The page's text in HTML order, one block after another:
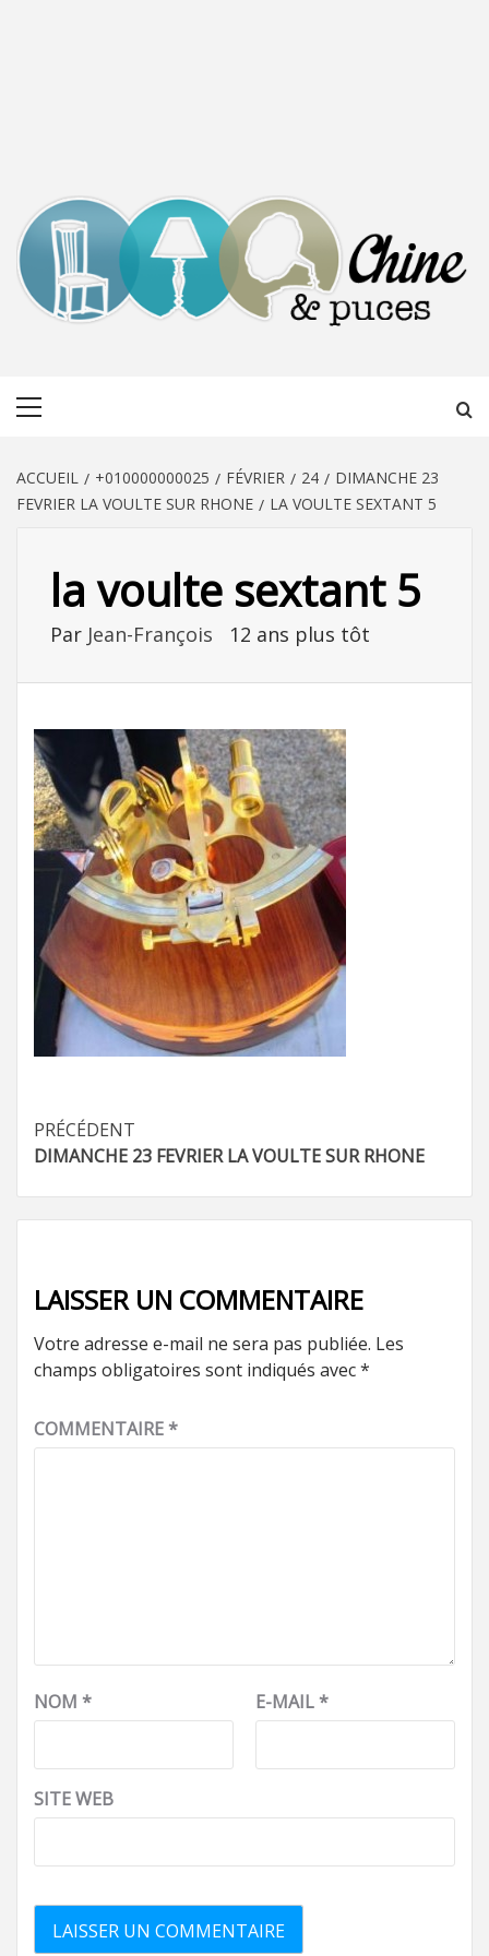
ACCUEIL +010000000025 FÉVRIER 24
DIMANCHE 23
FEVRIER LA VOULTE SUR RHONE
LA VOULTE SEXTANT 5
la voulte sextant 5
Par Jean-François 12 ans plus tôt
Navigation
d’article
PRÉCÉDENT
DIMANCHE 23 FEVRIER LA VOULTE SUR RHONE
LAISSER UN COMMENTAIRE
Votre adresse e-mail ne sera pas publiée. Les
champs obligatoires sont indiqués avec*
COMMENTAIRE*
NOM * E-MAIL*
SITE WEB